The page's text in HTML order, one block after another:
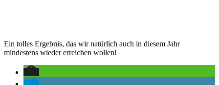
Ein tolles Ergebnis, das wir natürlich auch in diesem Jahr
mindestens wieder erreichen wollen!